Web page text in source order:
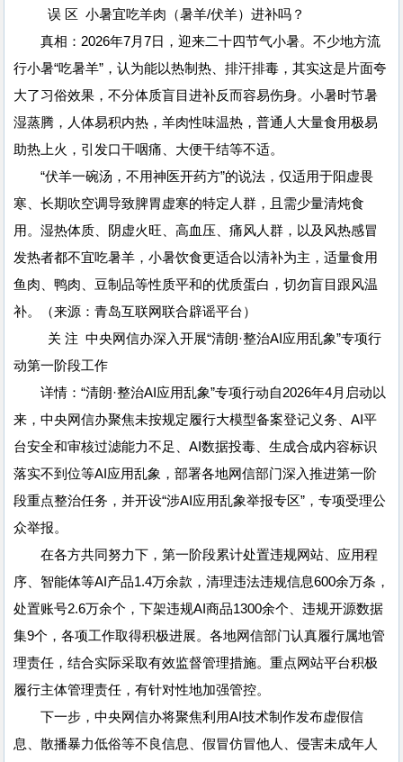
误 区 小暑宜吃羊肉（暑羊/伏羊）进补吗？
真相：2026年7月7日，迎来二十四节气小暑。不少地方流
行小暑“吃暑羊”，认为能以热制热、排汗排毒，其实这是片面夸
大了习俗效果，不分体质盲目进补反而容易伤身。小暑时节暑
湿蒸腾，人体易积内热，羊肉性味温热，普通人大量食用极易
助热上火，引发口干咽痛、大便干结等不适。
“伏羊一碗汤，不用神医开药方”的说法，仅适用于阳虚畏
寒、长期吹空调导致脾胃虚寒的特定人群，且需少量清炖食
用。湿热体质、阴虚火旺、高血压、痛风人群，以及风热感冒
发热者都不宜吃暑羊，小暑饮食更适合以清补为主，适量食用
鱼肉、鸭肉、豆制品等性质平和的优质蛋白，切勿盲目跟风温
补。（来源：青岛互联网联合辟谣平台）
关 注 中央网信办深入开展“清朗·整治AI应用乱象”专项行
动第一阶段工作
详情：“清朗·整治AI应用乱象”专项行动自2026年4月启动以
来，中央网信办聚焦未按规定履行大模型备案登记义务、AI平
台安全和审核过滤能力不足、AI数据投毒、生成合成内容标识
落实不到位等AI应用乱象，部署各地网信部门深入推进第一阶
段重点整治任务，并开设“涉AI应用乱象举报专区”，专项受理公
众举报。
在各方共同努力下，第一阶段累计处置违规网站、应用程
序、智能体等AI产品1.4万余款，清理违法违规信息600余万条，
处置账号2.6万余个，下架违规AI商品1300余个、违规开源数据
集9个，各项工作取得积极进展。各地网信部门认真履行属地管
理责任，结合实际采取有效监督管理措施。重点网站平台积极
履行主体管理责任，有针对性地加强管控。
下一步，中央网信办将聚焦利用AI技术制作发布虚假信
息、散播暴力低俗等不良信息、假冒仿冒他人、侵害未成年人